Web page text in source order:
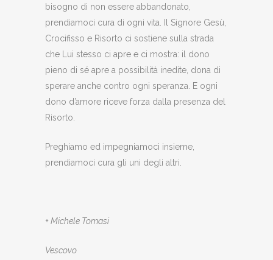
bisogno di non essere abbandonato,
prendiamoci cura di ogni vita. Il Signore Gesù,
Crocifisso e Risorto ci sostiene sulla strada
che Lui stesso ci apre e ci mostra: il dono
pieno di sé apre a possibilità inedite, dona di
sperare anche contro ogni speranza. E ogni
dono d’amore riceve forza dalla presenza del
Risorto.
Preghiamo ed impegniamoci insieme,
prendiamoci cura gli uni degli altri.
+ Michele Tomasi
Vescovo